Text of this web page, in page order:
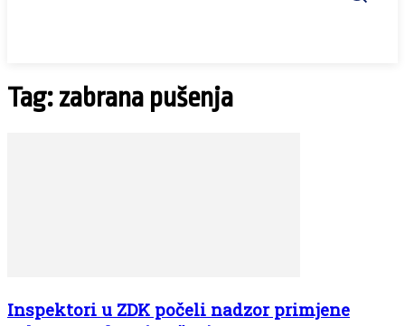
Tag: zabrana pušenja
Inspektori u ZDK počeli nadzor primjene